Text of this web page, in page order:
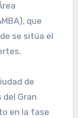
que
se sitúa el
de
Gran
en la fase